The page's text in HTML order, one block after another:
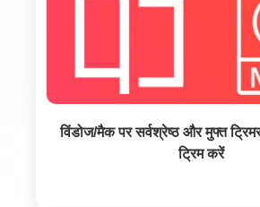
विंडोज/मैक पर सर्वश्रेष्ठ और मुफ्त
ट्रिम करें